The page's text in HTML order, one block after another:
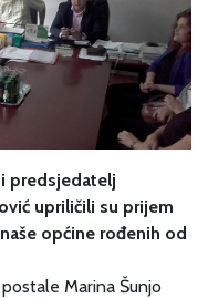
predsjedatelj
upriličili su prijem
općine rođenih od
Marina Šunjo